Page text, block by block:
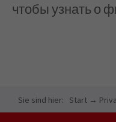
чтобы узнать о
Sie sind hier: Start →